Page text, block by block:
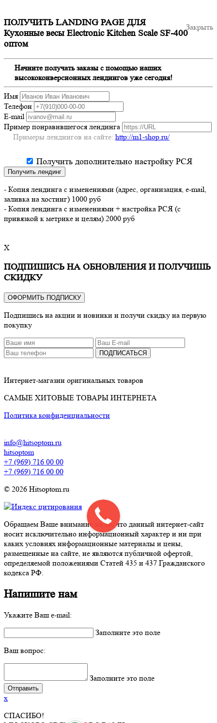
Закрыть
ПОЛУЧИТЬ LANDING PAGE ДЛЯ
Кухонные весы Electronic Kitchen Scale SF-400
оптом
Начните получать заказы с помощью наших
высококонверсионных лендингов уже сегодня!
Имя
Телефон
E-mail
Пример понравившегося лендинга
Примеры лендингов на сайте: http://m1-shop.ru/
Получить дополнительно настройку РСЯ
Получить лендинг
- Копия лендинга с изменениями (адрес, организация, e-mail,
заливка на хостинг) 1000 руб
- Копия лендинга с изменениями + настройка РСЯ (с
привязкой к метрике и целям) 2000 руб
X
ПОДПИШИСЬ НА ОБНОВЛЕНИЯ И ПОЛУЧИШЬ
СКИДКУ
ОФОРМИТЬ ПОДПИСКУ
Подпишись на акции и новинки и получи скидку на первую
покупку
ПОДПИСАТЬСЯ
Интернет-магазин оригинальных товаров
САМЫЕ ХИТОВЫЕ ТОВАРЫ ИНТЕРНЕТА
Политика конфиденциальности
info@hitsoptom.ru
hitsoptom
+7 (969) 716 00 00
+7 (969) 716 00 00
© 2026 Hitsoptom.ru
Обращаем Ваше внимание на то, что данный интернет-сайт
носит исключительно информационный характер и ни при
каких условиях информационные материалы и цены,
размещенные на сайте, не являются публичной офертой,
определяемой положениями Статей 435 и 437 Гражданского
кодекса РФ.
Напишите нам
Укажите Ваш e-mail:
Заполните это поле
Ваш вопрос:
Заполните это поле
x
СПАСИБО!